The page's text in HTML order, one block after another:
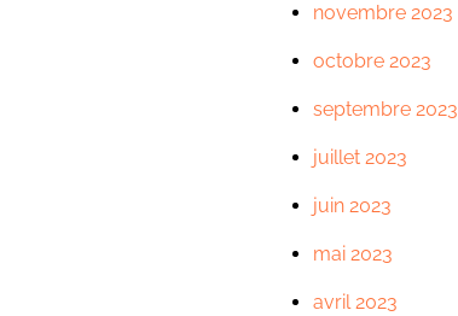
novembre 2023
octobre 2023
septembre 2023
juillet 2023
juin 2023
mai 2023
avril 2023